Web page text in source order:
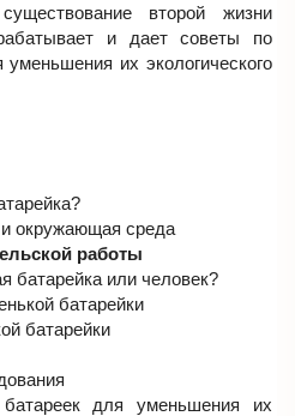
второй жизни
и дает советы по
их экологического
окружающая среда
работы
батарейка или человек?
батарейки
батарейки
для уменьшения их